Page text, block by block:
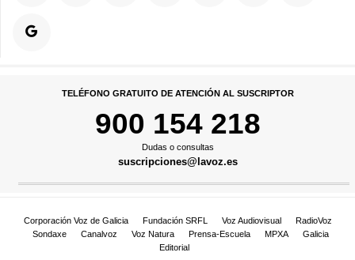
TELÉFONO GRATUITO DE ATENCIÓN AL SUSCRIPTOR
900 154 218
Dudas o consultas
suscripciones@lavoz.es
Corporación Voz de Galicia Fundación SRFL Voz Audiovisual
RadioVoz
Sondaxe
Canalvoz Voz Natura Prensa-Escuela MPXA
Galicia
Editorial